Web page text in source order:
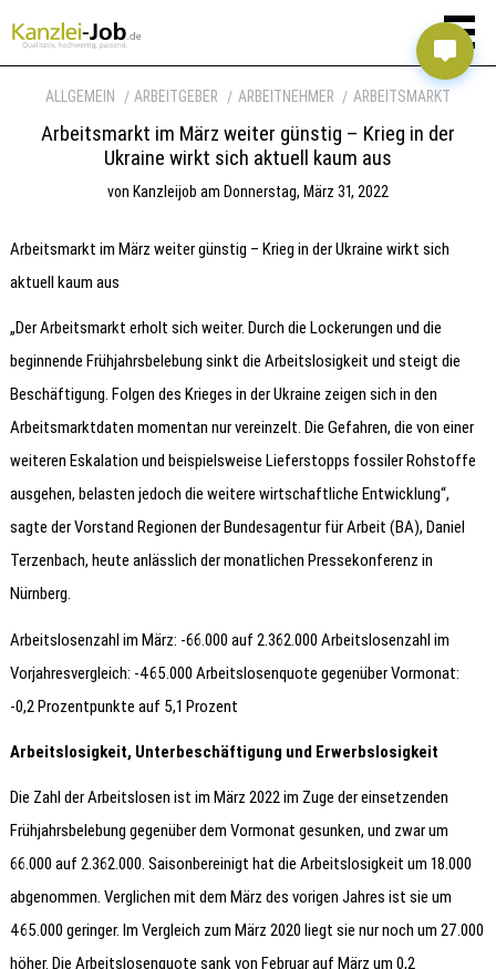
ALLGEMEIN ARBEITGEBER ARBEITNEHMER ARBEITSMARKT
Arbeitsmarkt im März weiter günstig – Krieg in der
Ukraine wirkt sich aktuell kaum aus
von Kanzleijob am Donnerstag, März 31, 2022
Arbeitsmarkt im März weiter günstig – Krieg in der Ukraine wirkt sich
aktuell kaum aus
„Der Arbeitsmarkt erholt sich weiter. Durch die Lockerungen und die
beginnende Frühjahrsbelebung sinkt die Arbeitslosigkeit und steigt die
Beschäftigung. Folgen des Krieges in der Ukraine zeigen sich in den
Arbeitsmarktdaten momentan nur vereinzelt. Die Gefahren, die von einer
weiteren Eskalation und beispielsweise Lieferstopps fossiler Rohstoffe
ausgehen, belasten jedoch die weitere wirtschaftliche Entwicklung“,
sagte der Vorstand Regionen der Bundesagentur für Arbeit (BA), Daniel
Terzenbach, heute anlässlich der monatlichen Pressekonferenz in
Nürnberg.
Arbeitslosenzahl im März: -66.000 auf 2.362.000 Arbeitslosenzahl im
Vorjahresvergleich: -465.000 Arbeitslosenquote gegenüber Vormonat:
-0,2 Prozentpunkte auf 5,1 Prozent
Arbeitslosigkeit, Unterbeschäftigung und Erwerbslosigkeit
Die Zahl der Arbeitslosen ist im März 2022 im Zuge der einsetzenden
Frühjahrsbelebung gegenüber dem Vormonat gesunken, und zwar um
66.000 auf 2.362.000. Saisonbereinigt hat die Arbeitslosigkeit um 18.000
abgenommen. Verglichen mit dem März des vorigen Jahres ist sie um
465.000 geringer. Im Vergleich zum März 2020 liegt sie nur noch um 27.000
höher. Die Arbeitslosenquote sank von Februar auf März um 0,2